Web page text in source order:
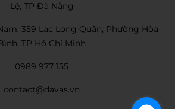
Lệ, TP Đà Nẵng
359 Lạc Long Quân, Phường Hòa
TP Hồ Chí Minh
0989 977 155
contact@davas.vn